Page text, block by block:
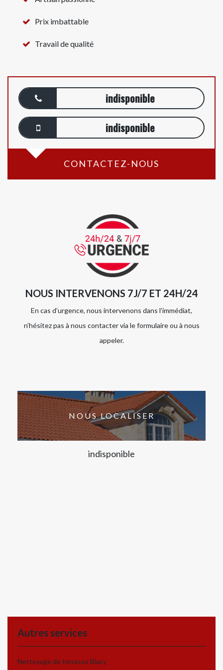
Prix imbattable
Travail de qualité
indisponible
indisponible
CONTACTEZ-NOUS
NOUS INTERVENONS 7J/7 ET 24H/24
En cas d’urgence, nous intervenons dans l’immédiat,
n’hésitez pas à nous contacter via le formulaire ou à nous
appeler.
NOUS LOCALISER
indisponible
Autres services
Nettoyage de terrasse Blacy